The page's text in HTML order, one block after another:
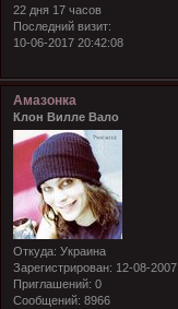
22 дня 17 часов
Последний визит:
10-06-2017 20:42:08
Амазонка
Клон Вилле Вало
Откуда: Украина
Зарегистрирован: 12-08-2007
Приглашений: 0
Сообщений: 8966